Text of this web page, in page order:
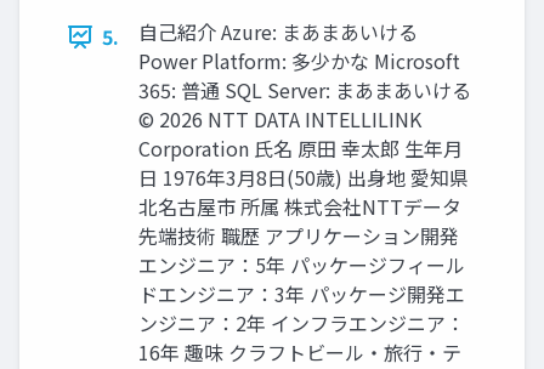
5.
自己紹介 Azure: まあまあいける
Power Platform: 多少かな Microsoft
365: 普通 SQL Server: まあまあいける
© 2026 NTT DATA INTELLILINK
Corporation 氏名 原田 幸太郎 生年月
日 1976年3月8日(50歳) 出身地 愛知県
北名古屋市 所属 株式会社NTTデータ
先端技術 職歴 アプリケーション開発
エンジニア：5年 パッケージフィール
ドエンジニア：3年 パッケージ開発エ
ンジニア：2年 インフラエンジニア：
16年 趣味 クラフトビール・旅行・テ